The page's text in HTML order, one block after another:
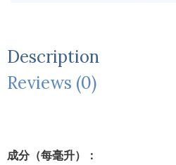
Description
Reviews (0)
成分（每毫升）：